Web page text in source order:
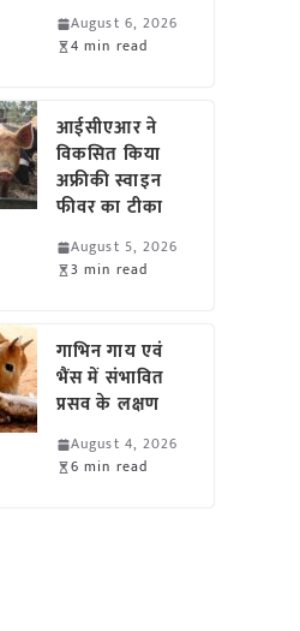
August 6, 2026
4 min read
आईसीएआर ने
विकसित किया
अफ्रीकी स्वाइन
फीवर का टीका
August 5, 2026
3 min read
गाभिन गाय एवं
भैंस में संभावित
प्रसव के लक्षण
August 4, 2026
6 min read